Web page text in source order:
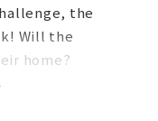
the
Will the
home?